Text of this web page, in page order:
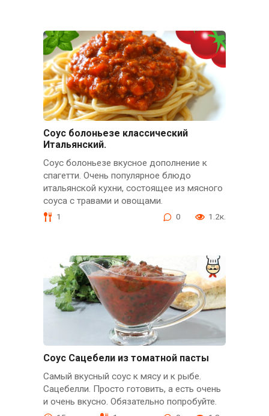
Соус болоньезе классический
Итальянский.
Соус болоньезе вкусное дополнение к
спагетти. Очень популярное блюдо
итальянской кухни, состоящее из мясного
соуса с травами и овощами.
1 0 1.2к.
Соус Сацебели из томатной пасты
Самый вкусный соус к мясу и к рыбе.
Сацебелли. Просто готовить, а есть очень
и очень вкусно. Обязательно попробуйте.